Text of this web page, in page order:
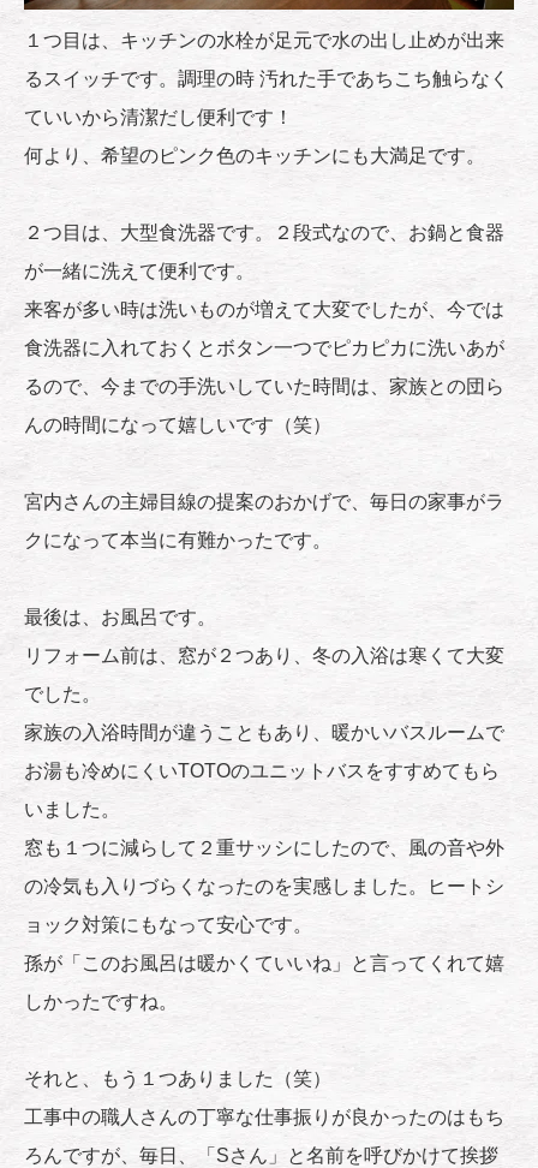
１つ目は、キッチンの水栓が足元で水の出し止めが出来
るスイッチです。調理の時 汚れた手であちこち触らなく
ていいから清潔だし便利です！
何より、希望のピンク色のキッチンにも大満足です。
２つ目は、大型食洗器です。２段式なので、お鍋と食器
が一緒に洗えて便利です。
来客が多い時は洗いものが増えて大変でしたが、今では
食洗器に入れておくとボタン一つでピカピカに洗いあが
るので、今までの手洗いしていた時間は、家族との団ら
んの時間になって嬉しいです（笑）
宮内さんの主婦目線の提案のおかげで、毎日の家事がラ
クになって本当に有難かったです。
最後は、お風呂です。
リフォーム前は、窓が２つあり、冬の入浴は寒くて大変
でした。
家族の入浴時間が違うこともあり、暖かいバスルームで
お湯も冷めにくいTOTOのユニットバスをすすめてもら
いました。
窓も１つに減らして２重サッシにしたので、風の音や外
の冷気も入りづらくなったのを実感しました。ヒートシ
ョック対策にもなって安心です。
孫が「このお風呂は暖かくていいね」と言ってくれて嬉
しかったですね。
それと、もう１つありました（笑）
工事中の職人さんの丁寧な仕事振りが良かったのはもち
ろんですが、毎日、「Sさん」と名前を呼びかけて挨拶